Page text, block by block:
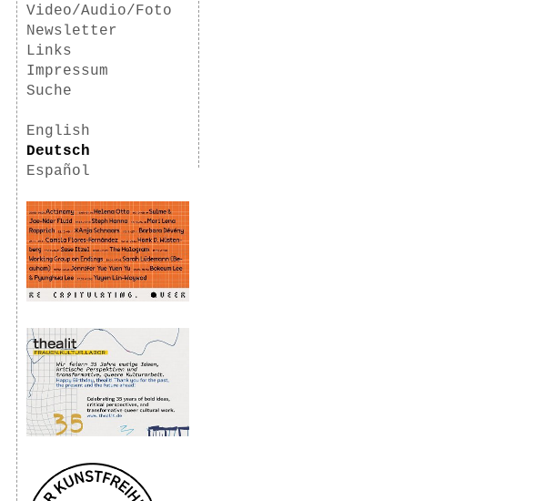
Video/Audio/Foto
Newsletter
Links
Impressum
Suche
English
Deutsch
Español